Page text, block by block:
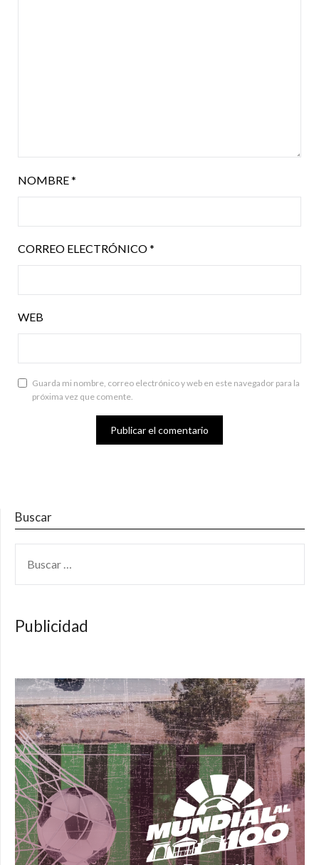
NOMBRE*
CORREO ELECTRÓNICO*
WEB
Guarda mi nombre, correo electrónico y web en este navegador para la
próxima vez que comente.
Buscar
Publicidad